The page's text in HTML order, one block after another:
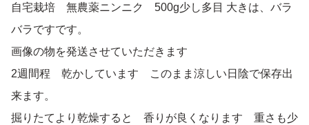
自宅栽培 無農薬ニンニク 500g少し多目 大きは、バラ
バラですです。
画像の物を発送させていただきます
2週間程 乾かしています このまま涼しい日陰で保存出
来ます。
掘りたてより乾燥すると 香りが良くなります 重さも少